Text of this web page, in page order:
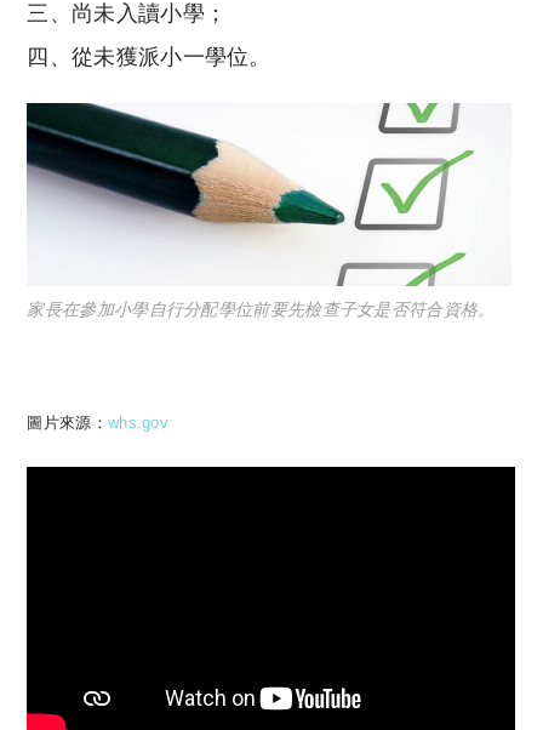
三、尚未入讀小學；
四、從未獲派小一學位。
家長在參加小學自行分配學位前要先檢查子女是否符合資格。
圖片來源： whs.gov